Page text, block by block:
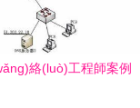
絡(luò)工程師案例